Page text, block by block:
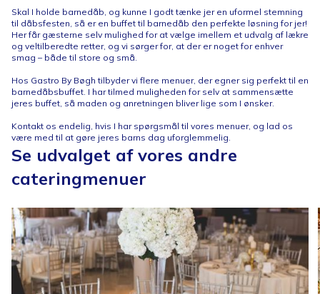
Skal I holde barnedåb, og kunne I godt tænke jer en uformel stemning
til dåbsfesten, så er en buffet til barnedåb den perfekte løsning for jer!
Her får gæsterne selv mulighed for at vælge imellem et udvalg af lækre
og veltilberedte retter, og vi sørger for, at der er noget for enhver
smag – både til store og små.
Hos Gastro By Bøgh tilbyder vi flere menuer, der egner sig perfekt til en
barnedåbsbuffet. I har tilmed muligheden for selv at sammensætte
jeres buffet, så maden og anretningen bliver lige som I ønsker.
Kontakt os endelig, hvis I har spørgsmål til vores menuer, og lad os
være med til at gøre jeres barns dag uforglemmelig.
Se udvalget af vores andre
cateringmenuer